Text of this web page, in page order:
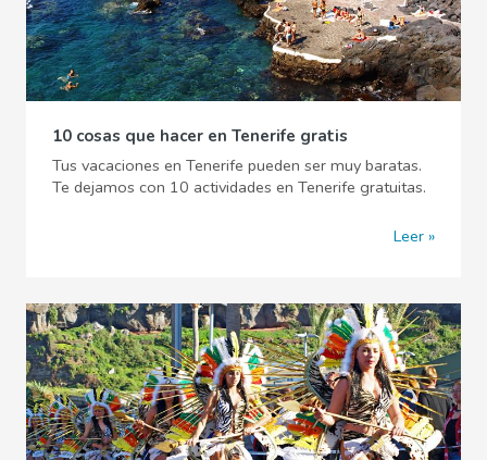
10 cosas que hacer en Tenerife gratis
Tus vacaciones en Tenerife pueden ser muy baratas.
Te dejamos con 10 actividades en Tenerife gratuitas.
Leer